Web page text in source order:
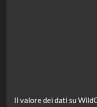
Il valore dei dati su